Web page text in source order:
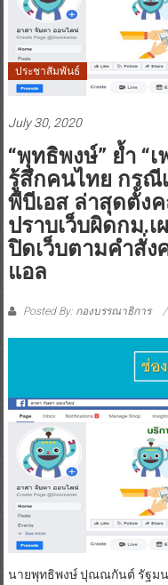
ประชาสัมพันธ์
July 30, 2020
“พุทธิพงษ์” ย้ำ “
รู้สึกคนไทย กรณี
พีบีเอส ล่าสุดตั้ง
ปราบเว็บผิดกม.
ปิดเว็บตามคำสั่ง
แอล
Posted By: กองบรรณาธิการ
นายพุทธิพงษ์ ปุณณกันต์ รัฐมน